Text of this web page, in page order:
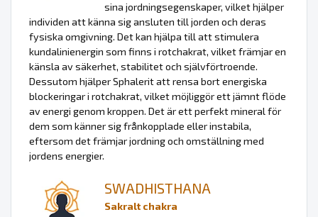
sina jordningsegenskaper, vilket hjälper
individen att känna sig ansluten till jorden och deras
fysiska omgivning. Det kan hjälpa till att stimulera
kundalinienergin som finns i rotchakrat, vilket främjar en
känsla av säkerhet, stabilitet och självförtroende.
Dessutom hjälper Sphalerit att rensa bort energiska
blockeringar i rotchakrat, vilket möjliggör ett jämnt flöde
av energi genom kroppen. Det är ett perfekt mineral för
dem som känner sig frånkopplade eller instabila,
eftersom det främjar jordning och omställning med
jordens energier.
SWADHISTHANA
Sakralt chakra